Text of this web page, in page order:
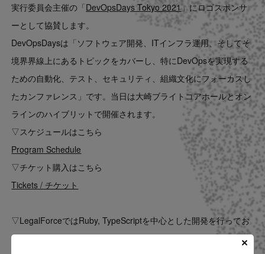
LegalOn Now
Contact
US website
実行委員会主催の 「DevOpsDays Tokyo 2021」にロゴスポンサ
ーとして協賛します。
DevOpsDaysは「ソフトウェア開発、ITインフラ運用、そしてそ
境界界線上にあるトピックをカバーし、特にDevOpsを実現する
ための自動化、テスト、セキュリティ、組織文化にフォーカスし
たカンファレンス」です。 当日は大崎ブライトコアホールとオン
ラインのハイブリットで開催されます。
▽スケジュールはこちら
Program Schedule
▽チケット購入はこちら
Tickets / チケット
▽LegalForceではRuby, TypeScriptを中心とした開発を行ってお
り、さらなる開発組織の拡大を行うためにエンジニア・エンジニ